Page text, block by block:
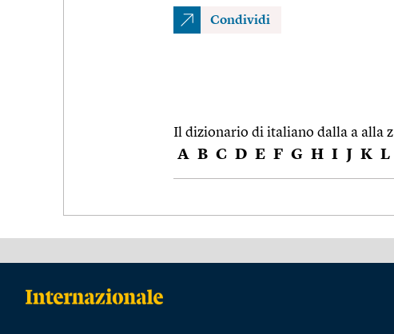
Condividi
Il dizionario di italiano dalla a alla z
A B C D E F G H I J K L